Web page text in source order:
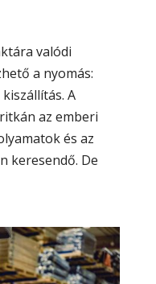
valódi
a nyomás:
A
az emberi
és az
keresendő. De